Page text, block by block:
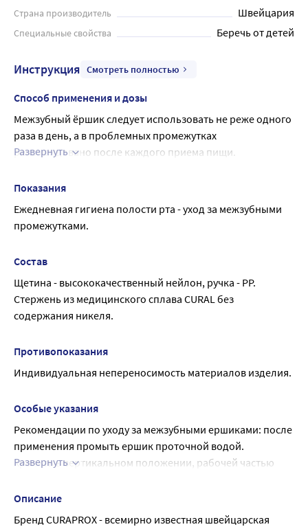
Страна производитель Швейцария
Специальные свойства Беречь от детей
Инструкция Смотреть полностью
Способ применения и дозы
Межзубный ёршик следует использовать не реже одного
раза в день, а в проблемных промежутках
рекомендовано после каждого приема пищи.
очищаемое пространство, входить и выходить без
Удерживая ёршик двумя пальцами, с легкой вибрацией
осторожно введите в межзубный промежуток или
давлением и двигайте его 1-2 раза вперед-назад.
После использования промойте ёршик водой.
Развернуть
Показания
Ежедневная гигиена полости рта - уход за межзубными
промежутками.
Состав
Щетина - высококачественный нейлон, ручка - PP.
Стержень из медицинского сплава CURAL без
содержания никеля.
Противопоказания
Индивидуальная непереносимость материалов изделия.
Особые указания
Рекомендации по уходу за межзубными ершиками: после
применения промыть ершик проточной водой.
Хранить в вертикальном положении, рабочей частью
Стоматологи рекомендуют менять ершик раз в два
месяца и каждый раз после перенесенных инфекций
Развернуть
Описание
Бренд CURAPROX - всемирно известная швейцарская